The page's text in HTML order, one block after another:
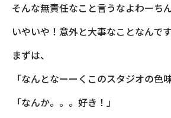
そんな無責任なこと言うなよわーち
いやいや！意外と大事なことなんです
まずは、
「なんとなーーくこのスタジオの色
「なんか。。。好き！」